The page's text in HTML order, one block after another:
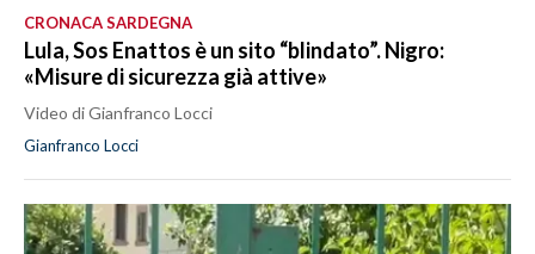
CRONACA SARDEGNA
Lula, Sos Enattos è un sito “blindato”. Nigro:
«Misure di sicurezza già attive»
Video di Gianfranco Locci
Gianfranco Locci